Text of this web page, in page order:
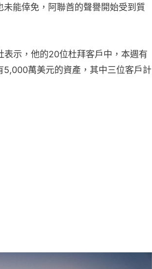
能倖免，阿聯酋的聲譽開始受到質
示，他的20位杜拜客戶中，本週有
萬美元的資產，其中三位客戶計